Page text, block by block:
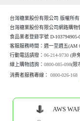
台灣糖業股份有限公司 版權所有
台灣糖業股份有限公司網路購物
食品業者登錄字號 D-103794905-
客服服務時間：週一至週五(AM
行動電話請撥：06-214-9730 (非
線上購物諮詢：0800-085-098(限
消費者服務專線：0800-026-168
AWS WAF